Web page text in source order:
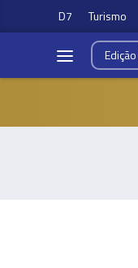
D7 Turismo
Edição